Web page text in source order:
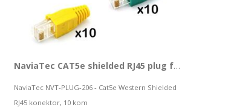
NaviaTec CAT5e shielded RJ45 plug for round cable, 10pc
NaviaTec NVT-PLUG-206 - Cat5e Western Shielded
RJ45 konektor, 10 kom